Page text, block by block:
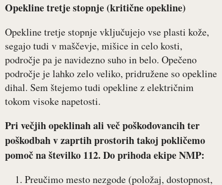
Opekline tretje stopnje (kritične opekline)
Opekline tretje stopnje vključujejo vse plasti kože,
segajo tudi v maščevje, mišice in celo kosti,
področje pa je navidezno suho in belo. Opečeno
področje je lahko zelo veliko, pridružene so opekline
dihal. Sem štejemo tudi opekline z električnim
tokom visoke napetosti.
Pri večjih opeklinah ali več poškodovancih ter
poškodbah v zaprtih prostorih takoj pokličemo
pomoč na številko 112. Do prihoda ekipe NMP:
Preučimo mesto nezgode (položaj, dostopnost,